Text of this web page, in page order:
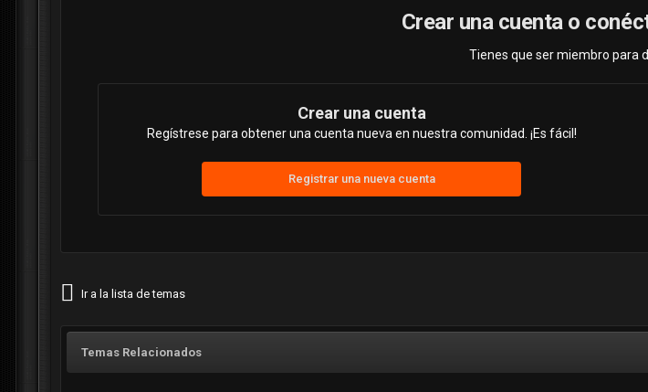
Crear una cuenta o
Tienes que ser miembro para
Crear una cuenta
Regístrese para obtener una cuenta nueva en nuestra comunidad. ¡Es fácil!
Registrar una nueva cuenta
Ir a la lista de temas
Temas Relacionados